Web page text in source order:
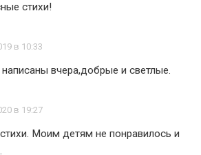
стихи!
в 10:33
вчера,добрые и светлые.
в 19:27
Моим детям не понравилось и